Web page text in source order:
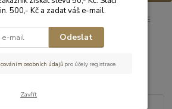
FARE
- vel.32
Domácí obuv
500,- Kč a zadat váš e-mail.
Odeslat
osobních údajů pro účely registrace.
Zavřít